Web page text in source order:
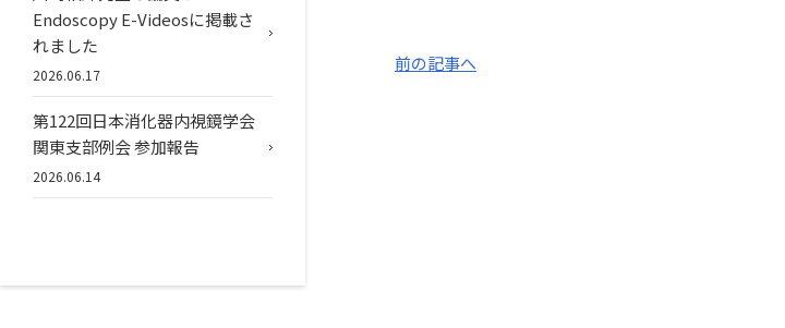
前の記事へ
Endoscopy E-Videosに掲載さ
れました
2026.06.17
第122回日本消化器内視鏡学会
関東支部例会 参加報告
2026.06.14